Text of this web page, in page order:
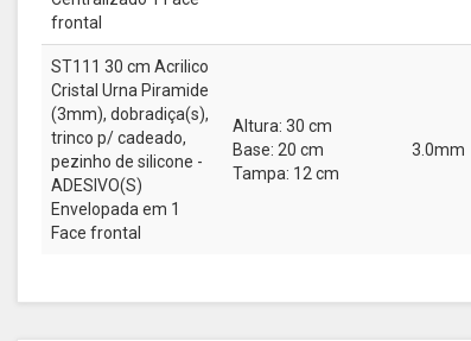
frontal
ST111 30 cm Acrilico
Cristal Urna Piramide
(3mm), dobradiça(s),
trinco p/ cadeado,
pezinho de silicone -
ADESIVO(S)
Envelopada em 1
Face frontal
Altura: 30 cm
Base: 20 cm
Tampa: 12 cm
3.0mm